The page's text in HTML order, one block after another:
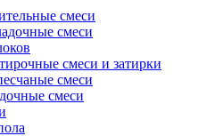
смеси
смеси
смеси и затирки
смеси
смеси